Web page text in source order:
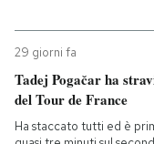
29 giorni fa
Tadej Pogačar ha
del Tour de France
Ha staccato tutti ed è